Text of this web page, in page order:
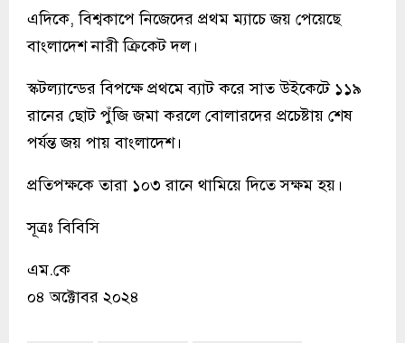
এদিকে, বিশ্বকাপে নিজেদের প্রথম ম্যাচে জয় পেয়েছে
বাংলাদেশ নারী ক্রিকেট দল।
স্কটল্যান্ডের বিপক্ষে প্রথমে ব্যাট করে সাত উইকেটে ১১৯
রানের ছোট পুঁজি জমা করলে বোলারদের প্রচেষ্টায় শেষ
পর্যন্ত জয় পায় বাংলাদেশ।
প্রতিপক্ষকে তারা ১০৩ রানে থামিয়ে দিতে সক্ষম হয়।
সূত্রঃ বিবিসি
এম.কে
০৪ অক্টোবর ২০২৪